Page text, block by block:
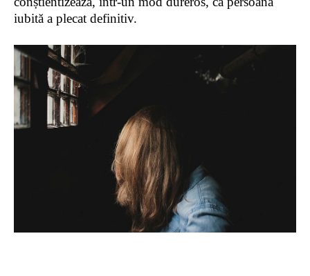
iubită a plecat definitiv.